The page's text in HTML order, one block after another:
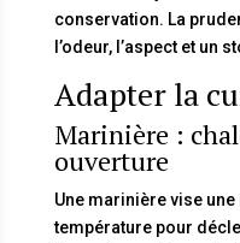
conservation. La
l’odeur, l’aspect et un
Adapter la
Marinière :
ouverture
Une marinière vise
température pour